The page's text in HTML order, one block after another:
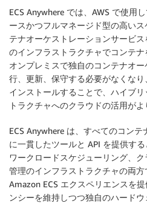
ECS Anywhere では、AWS で使用
ースかつフルマネージド型の高い
テナオーケストレーションサービ
のインフラストラクチャでコンテナ
オンプレミスで独自のコンテナオ
行、更新、保守する必要がなくな
インストールすることで、ハイブ
トラクチャへのクラウドの活用がよ
ECS Anywhere は、すべてのコン
に一貫したツールと API を提供す
ワークロードスケジューリング、
管理のインフラストラクチャの両
Amazon ECS エクスペリエンスを
ンシーを維持しつつ独自のハード